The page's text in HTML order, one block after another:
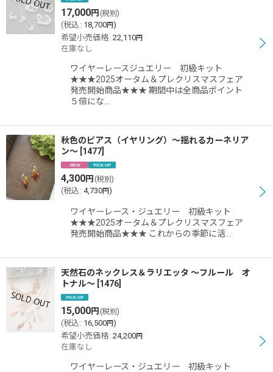
17,000円 (税別)
(税込 : 18,700円)
希望小売価格: 22,110円
在庫なし
ワイヤーレースジュエリー 初級キット
★★★2025オータム＆プレクリスマスフェア
発売開始商品★★★ 期間中は全商品ポイント
５倍にな…
秋色のピアス（イヤリング）〜揺れるカーネリア
ン〜 1477
4,300円 (税別)
(税込 : 4,730円)
ワイヤーレース・ジュエリー 初級キット
★★★2025オータム＆プレクリスマスフェア
発売開始商品★★★ これからの季節に活…
天然石のネックレス＆ラリエッタ 〜フルール オ
トナル〜 1476
15,000円 (税別)
(税込 : 16,500円)
希望小売価格: 24,200円
在庫なし
ワイヤーレース・ジュエリー 初級キット